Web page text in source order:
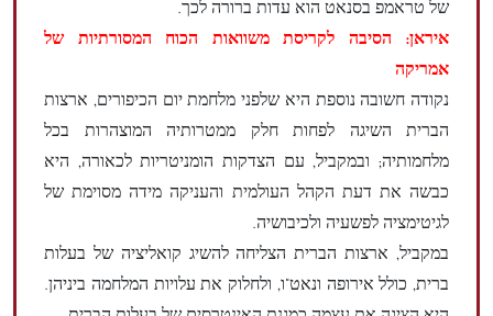
של טראמפ בסנאט הוא עדות ברורה לכך.
איראן: הסיבה לקריסת משוואות הכוח המסורתיות של
אמריקה
נקודה חשובה נוספת היא שלפני מלחמת יום הכיפורים, ארצות
הברית השיגה לפחות חלק ממטרותיה המוצהרות בכל
מלחמותיה; ובמקביל, עם הצדקות הומניטריות לכאורה, היא
כבשה את דעת הקהל העולמית והעניקה מידה מסוימת של
לגיטימציה לפשעיה ולכיבושיה.
במקביל, ארצות הברית הצליחה להשיג קואליציה של בעלות
ברית, כולל אירופה ונאט"ו, ולחלוק את עלויות המלחמה ביניהן.